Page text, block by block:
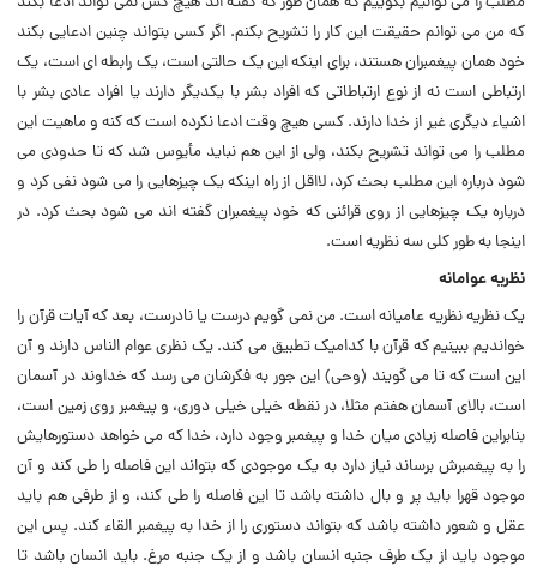
که من مى توانم حقیقت این کار را تشریح بکنم. اگر کسى بتواند چنین ادعایى بکند
خود همان پیغمبران هستند، براى اینکه این یک حالتى است، یک رابطه اى است، یک
ارتباطى است نه از نوع ارتباطاتى که افراد بشر با یکدیگر دارند یا افراد عادى بشر با
اشیاء دیگرى غیر از خدا دارند. کسى هیچ وقت ادعا نکرده است که کنه و ماهیت این
مطلب را مى تواند تشریح بکند، ولى از این هم نباید مأیوس شد که تا حدودى مى
شود درباره این مطلب بحث کرد، لااقل از راه اینکه یک چیزهایى را مى شود نفى کرد و
درباره یک چیزهایى از روى قرائنى که خود پیغمبران گفته اند مى شود بحث کرد. در
اینجا به طور کلى سه نظریه است.
نظریه عوامانه
یک نظریه نظریه عامیانه است. من نمى گویم درست یا نادرست، بعد که آیات قرآن را
خواندیم ببینیم که قرآن با کدامیک تطبیق مى کند. یک نظرى عوام الناس دارند و آن
این است که تا مى گویند (‌وحى) این جور به فکرشان مى رسد که خداوند در آسمان
است، بالاى آسمان هفتم مثلا، در نقطه خیلى خیلى دورى، و پیغمبر روى زمین است،
بنابراین فاصله زیادى میان خدا و پیغمبر وجود دارد، خدا که مى خواهد دستورهایش
را به پیغمبرش برساند نیاز دارد به یک موجودى که بتواند این فاصله را طى کند و آن
موجود قهرا باید پر و بال داشته باشد تا این فاصله را طى کند، و از طرفى هم باید
عقل و شعور داشته باشد که بتواند دستورى را از خدا به پیغمبر القاء کند. پس این
موجود باید از یک طرف جنبه انسان باشد و از یک جنبه مرغ. باید انسان باشد تا